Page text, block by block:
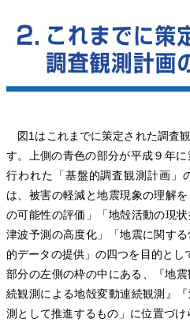
図1はこれまでに策定された調査
す。上側の青色の部分が平成９年
行われた「基盤的調査観測計画」
は、被害の軽減と地震現象の理解
の可能性の評価」「地殻活動の現
津波予測の高度化」「地震に関す
的データの提供」の四つを目的と
部分の左側の枠の中にある、『地
続観測による地殻変動連続観測』
測として推進するもの」に位置づ